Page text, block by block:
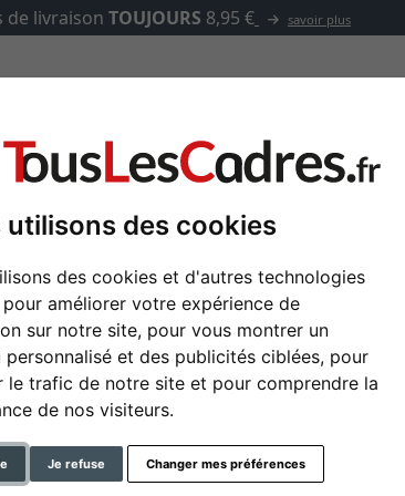
utilisons des cookies
des cookies et d'autres technologies
améliorer votre expérience de
sur notre site, pour vous montrer un
personnalisé et des publicités ciblées, pour
le trafic de notre site et pour comprendre la
de nos visiteurs.
Je refuse Changer mes préférences
8,95 € savoir plus
Marques Accessoires
Cadre en plastique
format
couleur